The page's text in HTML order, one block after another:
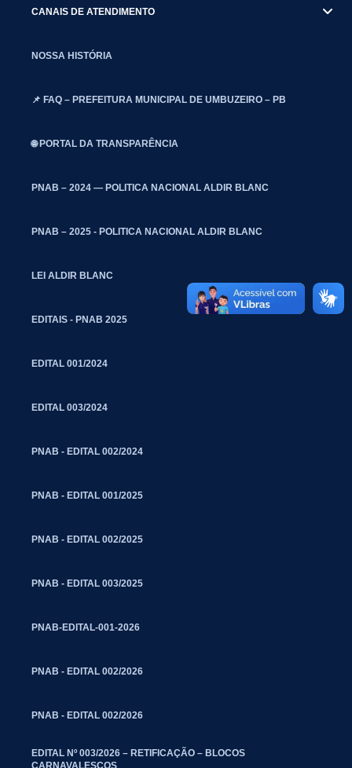
CANAIS DE ATENDIMENTO
NOSSA HISTÓRIA
📌 FAQ – PREFEITURA MUNICIPAL DE UMBUZEIRO – PB
🌐 PORTAL DA TRANSPARÊNCIA
PNAB – 2024 — POLITICA NACIONAL ALDIR BLANC
PNAB – 2025 - POLITICA NACIONAL ALDIR BLANC
LEI ALDIR BLANC
EDITAIS - PNAB 2025
EDITAL 001/2024
EDITAL 003/2024
PNAB - EDITAL 002/2024
PNAB - EDITAL 001/2025
PNAB - EDITAL 002/2025
PNAB - EDITAL 003/2025
PNAB-EDITAL-001-2026
PNAB - EDITAL 002/2026
PNAB - EDITAL 002/2026
EDITAL Nº 003/2026 – RETIFICAÇÃO – BLOCOS
CARNAVALESCOS